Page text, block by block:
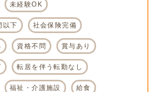
未経験OK
以下 社会保険完備
資格不問 賞与あり
転居を伴う転勤なし
福祉・介護施設 給食